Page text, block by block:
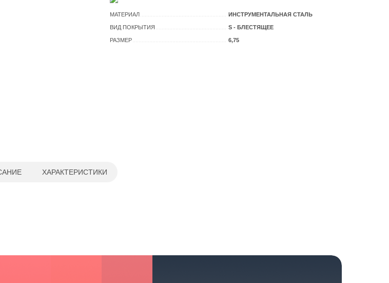
МАТЕРИАЛ ИНСТРУМЕНТАЛЬНАЯ СТАЛЬ
ВИД ПОКРЫТИЯ S - БЛЕСТЯЩЕЕ
РАЗМЕР 6,75
ХАРАКТЕРИСТИКИ